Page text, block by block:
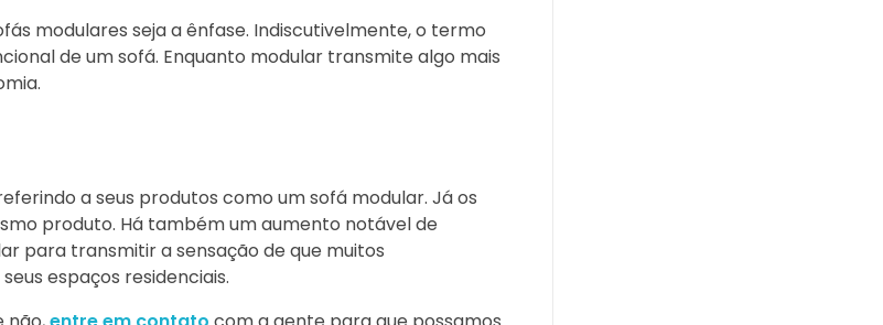
modulares seja a ênfase. Indiscutivelmente, o termo
de um sofá. Enquanto modular transmite algo mais
a seus produtos como um sofá modular. Já os
produto. Há também um aumento notável de
para transmitir a sensação de que muitos
espaços residenciais.